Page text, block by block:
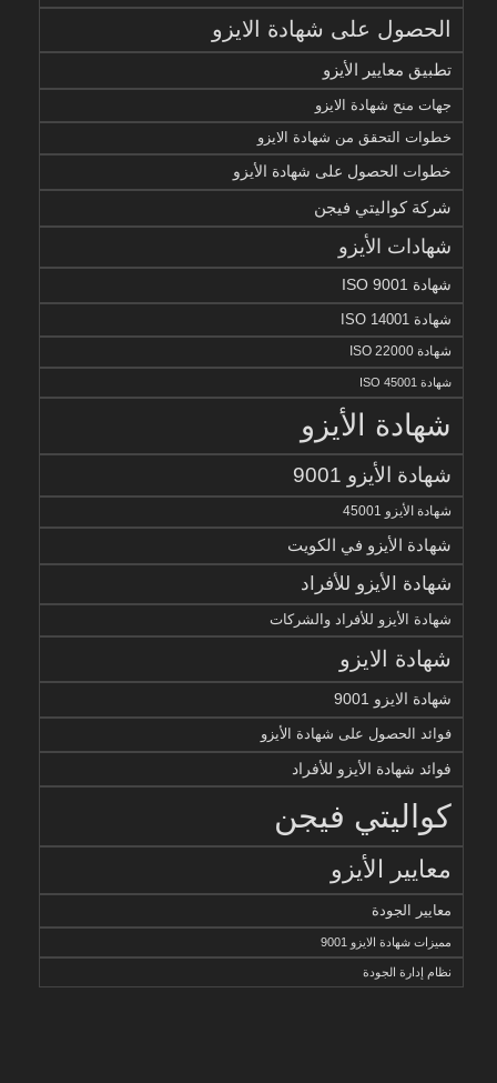
الحصول على شهادة الايزو
تطبيق معايير الأيزو
جهات منح شهادة الايزو
خطوات التحقق من شهادة الايزو
خطوات الحصول على شهادة الأيزو
شركة كواليتي فيجن
شهادات الأيزو
شهادة ISO 9001
شهادة ISO 14001
شهادة ISO 22000
شهادة ISO 45001
شهادة الأيزو
شهادة الأيزو 9001
شهادة الأيزو 45001
شهادة الأيزو في الكويت
شهادة الأيزو للأفراد
شهادة الأيزو للأفراد والشركات
شهادة الايزو
شهادة الايزو 9001
فوائد الحصول على شهادة الأيزو
فوائد شهادة الأيزو للأفراد
كواليتي فيجن
معايير الأيزو
معايير الجودة
مميزات شهادة الايزو 9001
نظام إدارة الجودة